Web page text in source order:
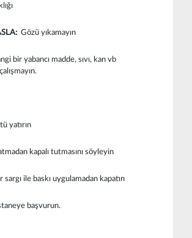
Gözü yıkamayın
bir yabancı madde, sıvı, kan vb
yatırın
kapalı tutmasını söyleyin
ile baskı uygulamadan kapatın
başvurun.